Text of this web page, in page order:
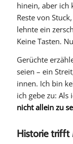
hinein, aber ich
Reste von
lehnte ein
Keine Tasten.
Gerüchte
seien – ein
innen. Ich bin
ich gebe zu: Als
nicht allein zu
Historie trifft